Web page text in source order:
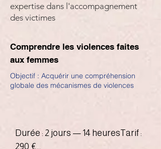
expertise dans l'accompagnement
des victimes
Comprendre les violences faites
aux femmes
Objectif : Acquérir une compréhension
globale des mécanismes de violences
Durée : 2 jours — 14 heuresTarif :
290 €